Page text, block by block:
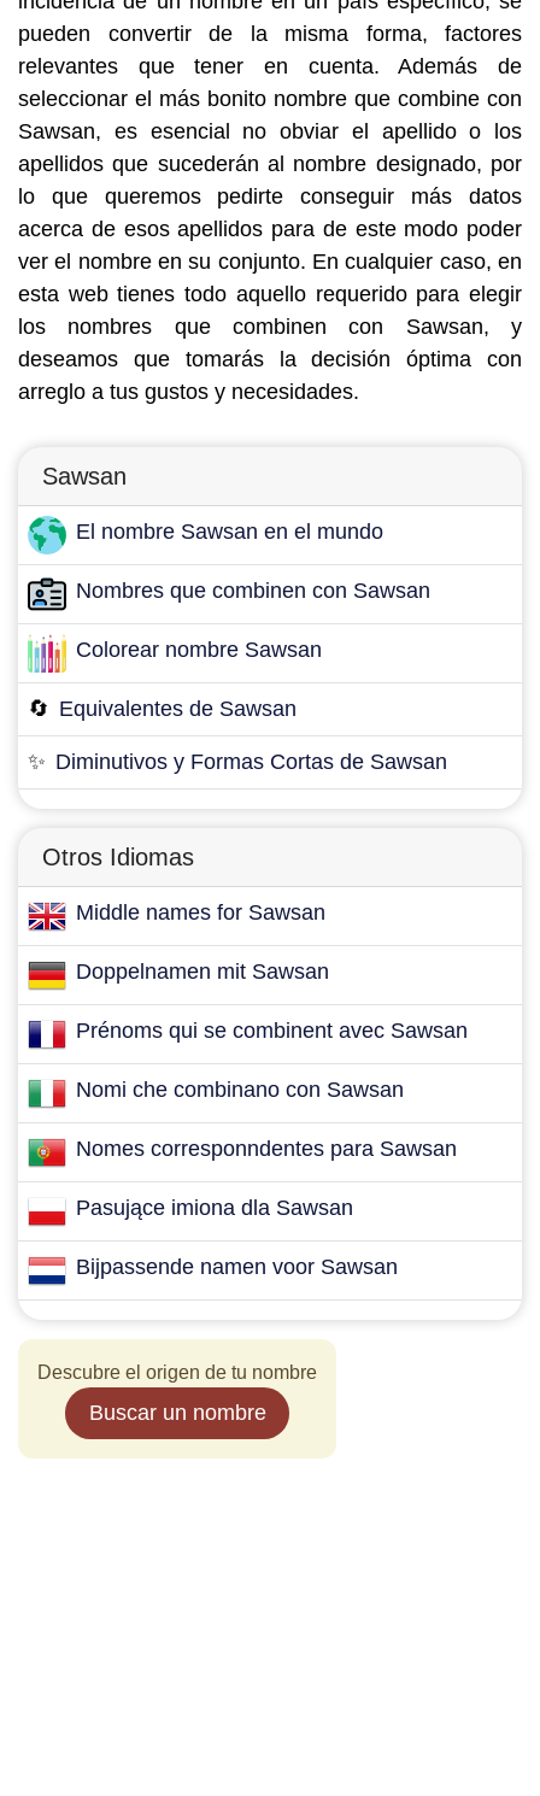
pueden convertir de la misma forma, factores
relevantes que tener en cuenta. Además de
seleccionar el más bonito nombre que combine con
Sawsan, es esencial no obviar el apellido o los
apellidos que sucederán al nombre designado, por
lo que queremos pedirte conseguir más datos
acerca de esos apellidos para de este modo poder
ver el nombre en su conjunto. En cualquier caso, en
esta web tienes todo aquello requerido para elegir
los nombres que combinen con Sawsan, y
deseamos que tomarás la decisión óptima con
arreglo a tus gustos y necesidades.
Sawsan
El nombre Sawsan en el mundo
Nombres que combinen con Sawsan
Colorear nombre Sawsan
🔄 Equivalentes de Sawsan
✨ Diminutivos y Formas Cortas de Sawsan
Otros Idiomas
Middle names for Sawsan
Doppelnamen mit Sawsan
Prénoms qui se combinent avec Sawsan
Nomi che combinano con Sawsan
Nomes corresponndentes para Sawsan
Pasujące imiona dla Sawsan
Bijpassende namen voor Sawsan
Descubre el origen de tu nombre
Buscar un nombre